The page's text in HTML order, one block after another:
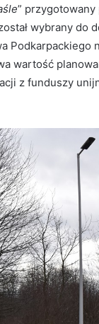
”
wybrany do
Podkarpackiego
wartość
z funduszy